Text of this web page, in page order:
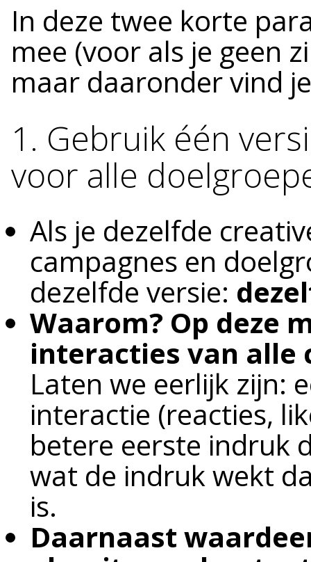
In deze twee korte
mee (voor als je geen
maar daaronder vind
1. Gebruik één
voor alle
Als je dezelfde
campagnes en
dezelfde versie:
Waarom? Op deze
interacties van alle
Laten we eerlijk zijn:
interactie (reacties,
betere eerste indruk
wat de indruk wekt
is.
Daarnaast